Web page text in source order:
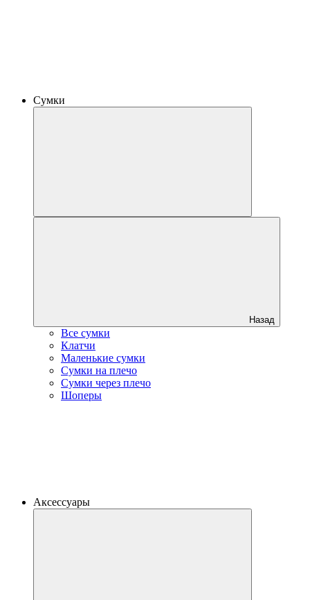
Сумки
Назад
Все сумки
Клатчи
Маленькие сумки
Сумки на плечо
Сумки через плечо
Шоперы
Аксессуары